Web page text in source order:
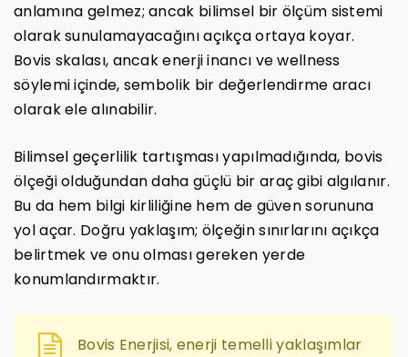
anlamına gelmez; ancak bilimsel bir ölçüm sistemi
olarak sunulamayacağını açıkça ortaya koyar.
Bovis skalası, ancak enerji inancı ve wellness
söylemi içinde, sembolik bir değerlendirme aracı
olarak ele alınabilir.
Bilimsel geçerlilik tartışması yapılmadığında, bovis
ölçeği olduğundan daha güçlü bir araç gibi algılanır.
Bu da hem bilgi kirliliğine hem de güven sorununa
yol açar. Doğru yaklaşım; ölçeğin sınırlarını açıkça
belirtmek ve onu olması gereken yerde
konumlandırmaktır.
Bovis Enerjisi, enerji temelli yaklaşımlar